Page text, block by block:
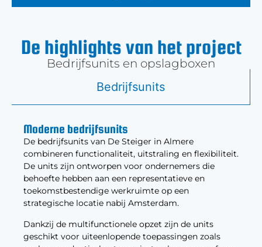
De highlights van het project
Bedrijfsunits en opslagboxen
Bedrijfsunits
Moderne bedrijfsunits
De bedrijfsunits van De Steiger in Almere
combineren functionaliteit, uitstraling en flexibiliteit.
De units zijn ontworpen voor ondernemers die
behoefte hebben aan een representatieve en
toekomstbestendige werkruimte op een
strategische locatie nabij Amsterdam.
Dankzij de multifunctionele opzet zijn de units
geschikt voor uiteenlopende toepassingen zoals